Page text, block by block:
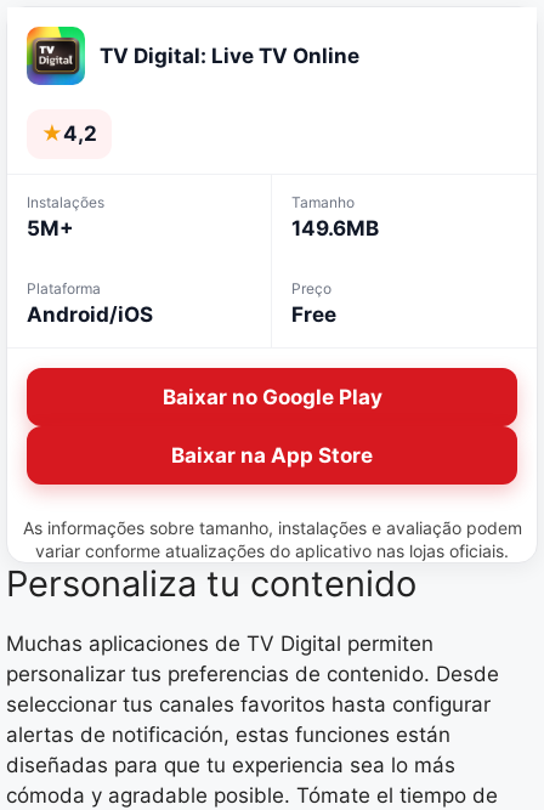
TV Digital: Live TV Online
★4,2
Instalações
5M+
Tamanho
149.6MB
Plataforma
Android/iOS
Preço
Free
Baixar no Google Play
Baixar na App Store
As informações sobre tamanho, instalações e avaliação podem
variar conforme atualizações do aplicativo nas lojas oficiais.
Personaliza tu contenido
Muchas aplicaciones de TV Digital permiten
personalizar tus preferencias de contenido. Desde
seleccionar tus canales favoritos hasta configurar
alertas de notificación, estas funciones están
diseñadas para que tu experiencia sea lo más
cómoda y agradable posible. Tómate el tiempo de